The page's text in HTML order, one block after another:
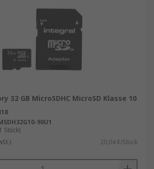
32 GB MicroSDHC MicroSD Klasse 10
90U1
Stück)
20,04 €/Stück